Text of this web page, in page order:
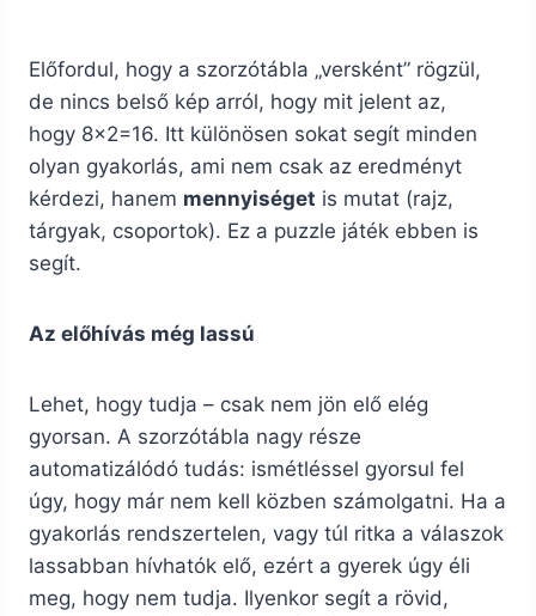
Előfordul, hogy a szorzótábla „versként” rögzül,
de nincs belső kép arról, hogy mit jelent az,
hogy 8×2=16. Itt különösen sokat segít minden
olyan gyakorlás, ami nem csak az eredményt
kérdezi, hanem mennyiséget is mutat (rajz,
tárgyak, csoportok). Ez a puzzle játék ebben is
segít.
Az előhívás még lassú
Lehet, hogy tudja – csak nem jön elő elég
gyorsan. A szorzótábla nagy része
automatizálódó tudás: ismétléssel gyorsul fel
úgy, hogy már nem kell közben számolgatni. Ha a
gyakorlás rendszertelen, vagy túl ritka a válaszok
lassabban hívhatók elő, ezért a gyerek úgy éli
meg, hogy nem tudja. Ilyenkor segít a rövid,